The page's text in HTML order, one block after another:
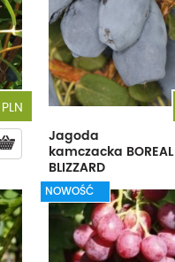
PLN
Jagoda
kamczacka BOREAL
BLIZZARD
NOWOŚĆ